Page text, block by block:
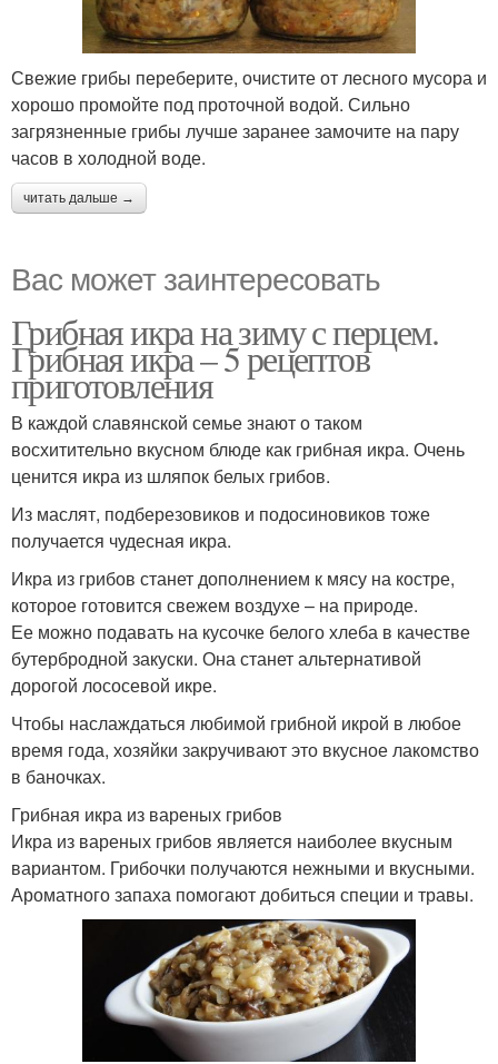
Свежие грибы переберите, очистите от лесного мусора и
хорошо промойте под проточной водой. Сильно
загрязненные грибы лучше заранее замочите на пару
часов в холодной воде.
читать дальше →
Вас может заинтересовать
Грибная икра на зиму с перцем.
Грибная икра – 5 рецептов
приготовления
В каждой славянской семье знают о таком
восхитительно вкусном блюде как грибная икра. Очень
ценится икра из шляпок белых грибов.
Из маслят, подберезовиков и подосиновиков тоже
получается чудесная икра.
Икра из грибов станет дополнением к мясу на костре,
которое готовится свежем воздухе – на природе.
Ее можно подавать на кусочке белого хлеба в качестве
бутербродной закуски. Она станет альтернативой
дорогой лососевой икре.
Чтобы наслаждаться любимой грибной икрой в любое
время года, хозяйки закручивают это вкусное лакомство
в баночках.
Грибная икра из вареных грибов
Икра из вареных грибов является наиболее вкусным
вариантом. Грибочки получаются нежными и вкусными.
Ароматного запаха помогают добиться специи и травы.